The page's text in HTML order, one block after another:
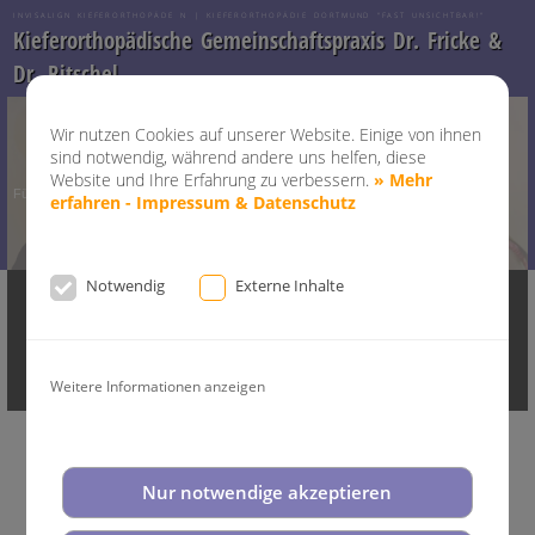
Wir nutzen Cookies auf unserer Website. Einige von ihnen
sind notwendig, während andere uns helfen, diese
Website und Ihre Erfahrung zu verbessern.» Mehr
erfahren - Impressum & Datenschutz
Notwendig Externe Inhalte
Weitere Informationen anzeigen
Nur notwendige akzeptieren
INVISALIGN KIEFERORTHOPÄDE N | KIEFERORTHOPÄDIE DORTMUND "FAST UNSICHTBAR!"
Kieferorthopädische Gemeinschaftspraxis Dr. Fricke &
Dr. Ritschel
Für einunbeschreiblich
Lachen!
Home Praxis
Digitale Kieferorthopädie